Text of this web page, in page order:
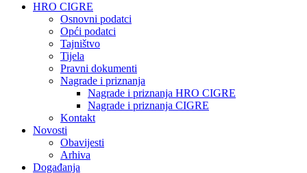
HRO CIGRE
Osnovni podatci​
Opći podatci
Tajništvo
Tijela
Pravni dokumenti
Nagrade i priznanja
Nagrade i priznanja HRO CIGRE
Nagrade i priznanja CIGRE
Kontakt
Novosti
Obavijesti
Arhiva
Događanja